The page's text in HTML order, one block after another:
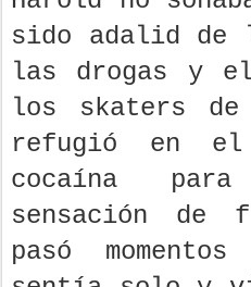
Harold no
sido adalid de
las drogas y
los skaters de
refugió en
cocaína
sensación de
pasó